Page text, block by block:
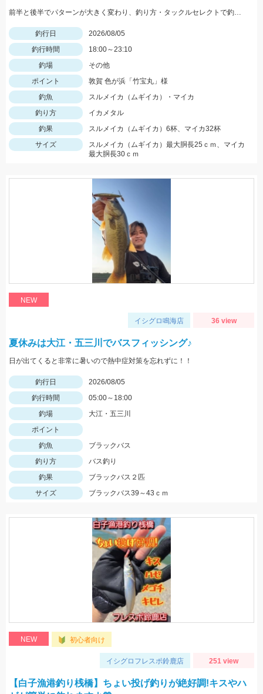
前半と後半でパターンが大きく変わり、釣り方・タックルセレクトで釣果に差が出た日でした。最近の傾向としてケイムラ系カラーは必須ですので必ず持って行ってください。
釣行日
2026/08/05
釣行時間
18:00～23:10
釣場
その他
ポイント
敦賀 色が浜「竹宝丸」様
釣魚
スルメイカ（ムギイカ）・マイカ
釣り方
イカメタル
釣果
スルメイカ（ムギイカ）6杯、マイカ32杯
サイズ
スルメイカ（ムギイカ）最大胴長25ｃｍ、マイカ
最大胴長30ｃｍ
NEW
イシグロ鳴海店 36 view
夏休みは大江・五三川でバスフィッシング♪
日が出てくると非常に暑いので熱中症対策を忘れずに！！
釣行日
2026/08/05
釣行時間
05:00～18:00
釣場
大江・五三川
ポイント
釣魚
ブラックバス
釣り方
バス釣り
釣果
ブラックバス２匹
サイズ
ブラックバス39～43ｃｍ
NEW 初心者向け
イシグロフレスポ鈴鹿店 251 view
【白子漁港釣り桟橋】ちょい投げ釣りが絶好調!キスやハ